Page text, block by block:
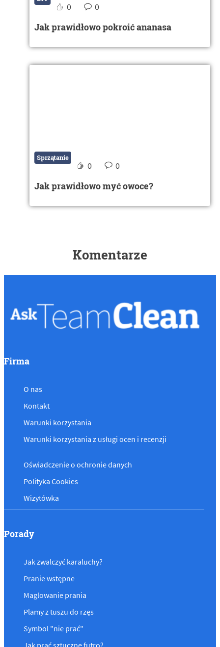
0 0
Jak prawidłowo pokroić ananasa
Sprzątanie
0 0
Jak prawidłowo myć owoce?
Komentarze
Firma
O nas
Kontakt
Warunki korzystania
Warunki korzystania z usługi ocen i recenzji
Oświadczenie o ochronie danych
Polityka Cookies
Wizytówka
Porady
Jak zwalczyć karaluchy?
Pranie wstępne
Maglowanie prania
Plamy z tuszu do rzęs
Symbol "nie prać"
Jak prać sztuczne futro?